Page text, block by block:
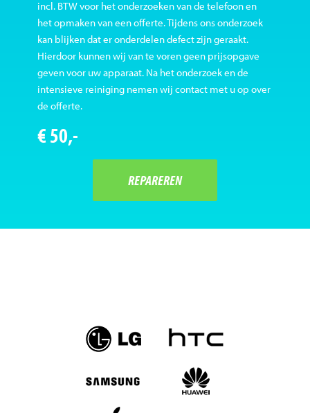
incl. BTW voor het onderzoeken van de telefoon en
het opmaken van een offerte. Tijdens ons onderzoek
kan blijken dat er onderdelen defect zijn geraakt.
Hierdoor kunnen wij van te voren geen prijsopgave
geven voor uw apparaat. Na het onderzoek en de
intensieve reiniging nemen wij contact met u op over
de offerte.
€ 50,-
REPAREREN